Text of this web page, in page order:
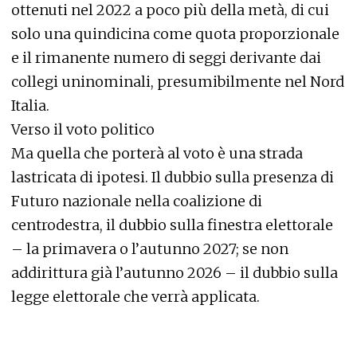
ottenuti nel 2022 a poco più della metà, di cui
solo una quindicina come quota proporzionale
e il rimanente numero di seggi derivante dai
collegi uninominali, presumibilmente nel Nord
Italia.
Verso il voto politico
Ma quella che porterà al voto è una strada
lastricata di ipotesi. Il dubbio sulla presenza di
Futuro nazionale nella coalizione di
centrodestra, il dubbio sulla finestra elettorale
– la primavera o l’autunno 2027; se non
addirittura già l’autunno 2026 – il dubbio sulla
legge elettorale che verrà applicata.